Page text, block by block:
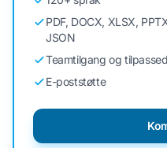
PDF, DOCX, XLSX,
JSON
Teamtilgang og
E-poststøtte